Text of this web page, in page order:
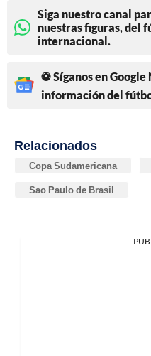
Siga nuestro canal
nuestras figuras, del
internacional.
⚽ Síganos en
información del
Relacionados
Copa Sudamericana
Sao Paulo de Brasil